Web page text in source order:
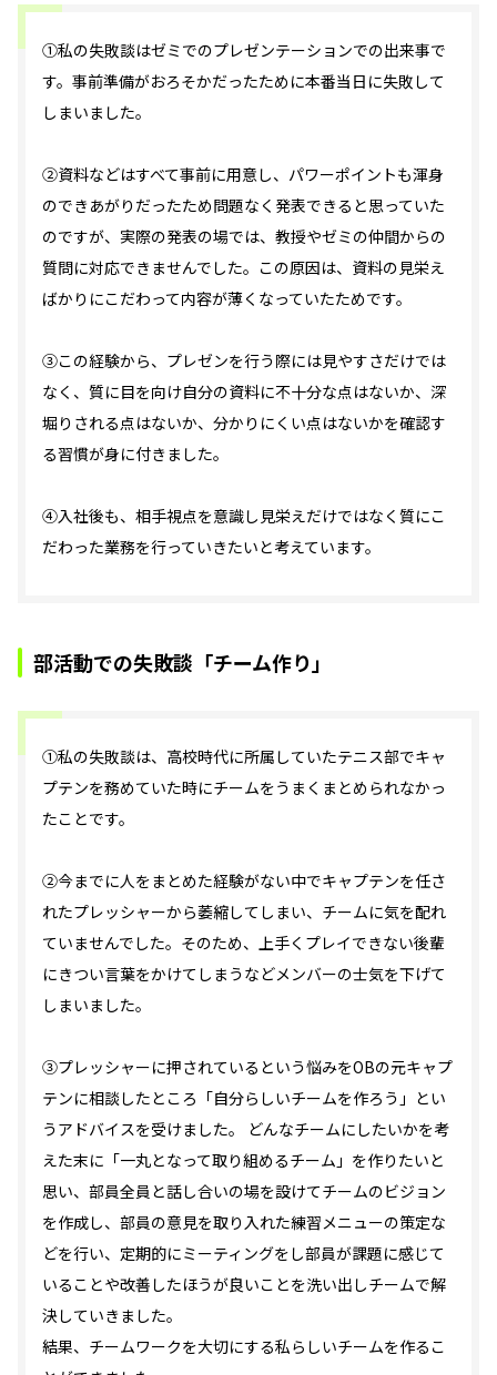
①私の失敗談はゼミでのプレゼンテーションでの出来事で
す。事前準備がおろそかだったために本番当日に失敗して
しまいました。
②資料などはすべて事前に用意し、パワーポイントも渾身
のできあがりだったため問題なく発表できると思っていた
のですが、実際の発表の場では、教授やゼミの仲間からの
質問に対応できませんでした。この原因は、資料の見栄え
ばかりにこだわって内容が薄くなっていたためです。
③この経験から、プレゼンを行う際には見やすさだけでは
なく、質に目を向け自分の資料に不十分な点はないか、深
堀りされる点はないか、分かりにくい点はないかを確認す
る習慣が身に付きました。
④入社後も、相手視点を意識し見栄えだけではなく質にこ
だわった業務を行っていきたいと考えています。
部活動での失敗談「チーム作り」
①私の失敗談は、高校時代に所属していたテニス部でキャ
プテンを務めていた時にチームをうまくまとめられなかっ
たことです。
②今までに人をまとめた経験がない中でキャプテンを任さ
れたプレッシャーから萎縮してしまい、チームに気を配れ
ていませんでした。そのため、上手くプレイできない後輩
にきつい言葉をかけてしまうなどメンバーの士気を下げて
しまいました。
③プレッシャーに押されているという悩みをOBの元キャプ
テンに相談したところ「自分らしいチームを作ろう」とい
うアドバイスを受けました。 どんなチームにしたいかを考
えた末に「一丸となって取り組めるチーム」を作りたいと
思い、部員全員と話し合いの場を設けてチームのビジョン
を作成し、部員の意見を取り入れた練習メニューの策定な
どを行い、定期的にミーティングをし部員が課題に感じて
いることや改善したほうが良いことを洗い出しチームで解
決していきました。
結果、チームワークを大切にする私らしいチームを作るこ